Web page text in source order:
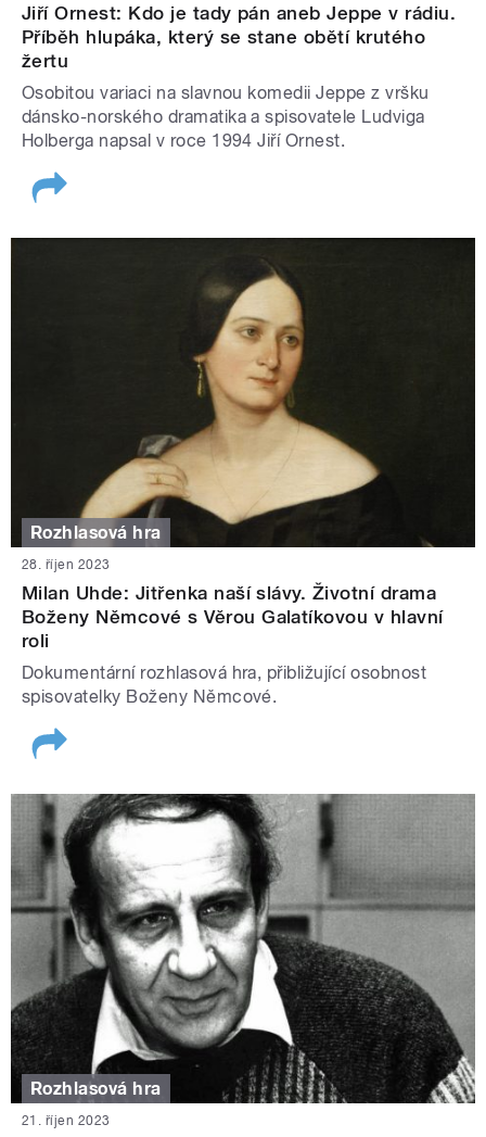
Jiří Ornest: Kdo je tady pán aneb Jeppe v rádiu.
Příběh hlupáka, který se stane obětí krutého
žertu
Osobitou variaci na slavnou komedii Jeppe z vršku
dánsko-norského dramatika a spisovatele Ludviga
Holberga napsal v roce 1994 Jiří Ornest.
Rozhlasová hra
28. říjen 2023
Milan Uhde: Jitřenka naší slávy. Životní drama
Boženy Němcové s Věrou Galatíkovou v hlavní
roli
Dokumentární rozhlasová hra, přibližující osobnost
spisovatelky Boženy Němcové.
Rozhlasová hra
21. říjen 2023